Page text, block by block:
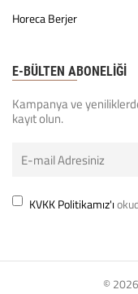
Horeca Berjer
E-BÜLTEN ABONELİĞİ
Kampanya ve
kayıt olun.
KVKK Politikamız'ı
© 2026